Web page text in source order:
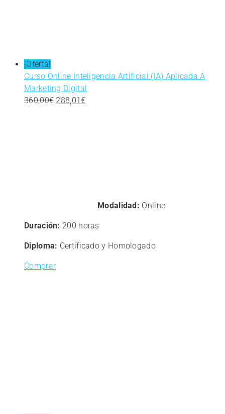
¡Oferta!
Curso Online Inteligencia Artificial (IA) Aplicada A
Marketing Digital
360,00€ El
288,01€
Modalidad: Online
Duración: 200 horas
Diploma: Certificado y Homologado
Comprar